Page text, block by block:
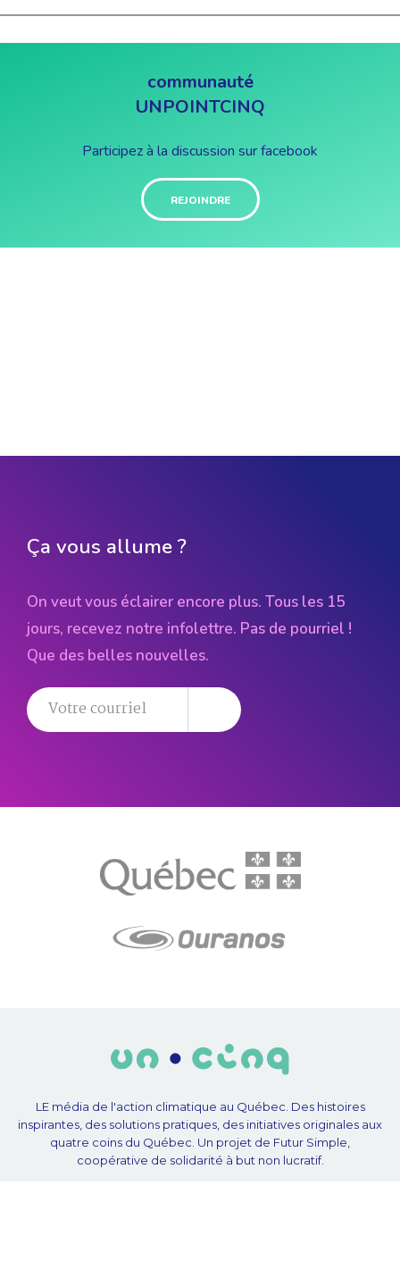
communauté
UNPOINTCINQ
Participez à la discussion sur facebook
REJOINDRE
Ça vous allume ?
On veut vous éclairer encore plus. Tous les 15
jours, recevez notre infolettre. Pas de pourriel !
Que des belles nouvelles.
LE média de l'action climatique au Québec. Des histoires
inspirantes, des solutions pratiques, des initiatives originales aux
quatre coins du Québec. Un projet de Futur Simple,
coopérative de solidarité à but non lucratif.